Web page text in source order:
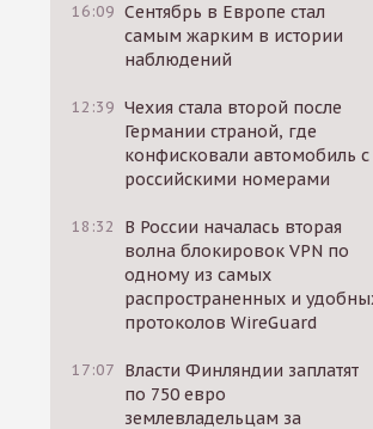
16:09 Сентябрь в Европе стал
самым жарким в истории
наблюдений
12:39 Чехия стала второй после
Германии страной, где
конфисковали автомобиль с
российскими номерами
18:32
В России началась вторая
волна блокировок VPN по
одному из самых
распространенных и
протоколов WireGuard
17:07 Власти Финляндии заплатят
по 750 евро
землевладельцам за